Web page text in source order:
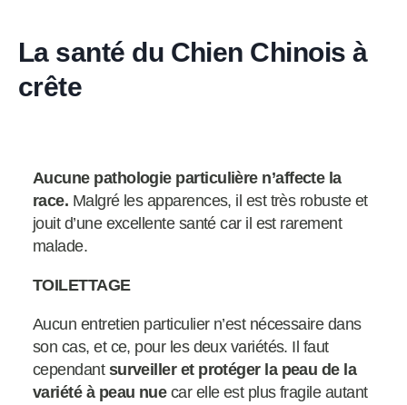
La santé du Chien Chinois à
crête
Aucune pathologie particulière n’affecte la
race. Malgré les apparences, il est très robuste et
jouit d’une excellente santé car il est rarement
malade.
TOILETTAGE
Aucun entretien particulier n’est nécessaire dans
son cas, et ce, pour les deux variétés. Il faut
cependant surveiller et protéger la peau de la
variété à peau nuecar elle est plus fragile autant